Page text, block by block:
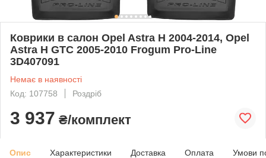
Коврики в салон Opel Astra H 2004-2014, Opel
Astra H GTC 2005-2010 Frogum Pro-Line
3D407091
Немає в наявності
Код: 107758
Роздріб
3 937 ₴/комплект
Опис Характеристики Доставка Оплата Умови